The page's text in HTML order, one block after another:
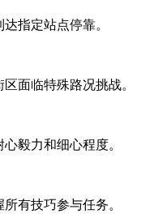
指定站点停靠。
面临特殊路况挑战。
毅力和细心程度。
有技巧参与任务。